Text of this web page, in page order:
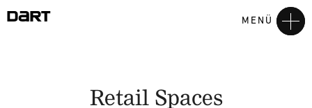
MENÜ
Retail Spaces